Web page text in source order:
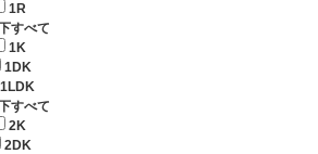
1R
すべて
1K
1DK
1LDK
すべて
2K
2DK